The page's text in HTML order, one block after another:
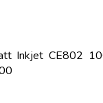
Inkjet CE802